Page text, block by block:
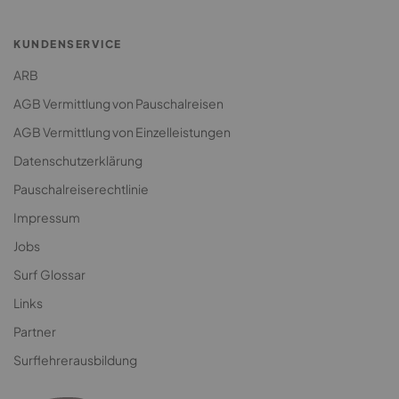
KUNDENSERVICE
ARB
AGB Vermittlung von Pauschalreisen
AGB Vermittlung von Einzelleistungen
Datenschutzerklärung
Pauschalreiserechtlinie
Impressum
Jobs
Surf Glossar
Links
Partner
Surflehrerausbildung